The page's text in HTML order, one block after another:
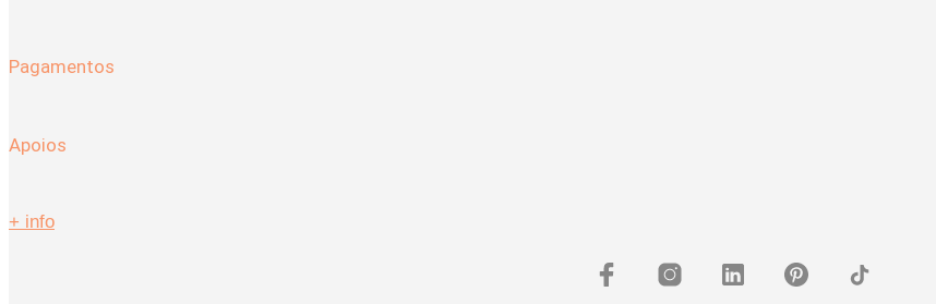
Pagamentos
Apoios
+ info